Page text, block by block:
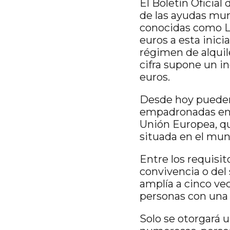
El Boletín Oficial
de las ayudas
conocidas como
euros a esta
régimen de
cifra supone un
euros.
Desde hoy
empadronadas
Unión Europea,
situada en el
Entre los
convivencia o
amplía a cinco
personas con
Solo se otorgará